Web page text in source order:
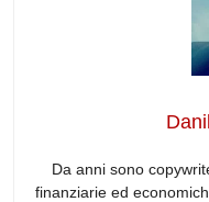
t
Da anni sono
finanziarie ed